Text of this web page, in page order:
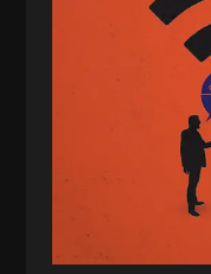
فائزه فتحی